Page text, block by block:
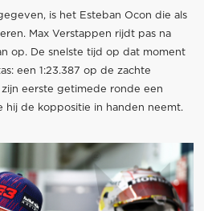
is het Esteban Ocon die als
Max Verstappen rijdt pas na
op. De snelste tijd op dat moment
een 1:23.387 op de zachte
eerste getimede ronde een
hij de koppositie in handen neemt.